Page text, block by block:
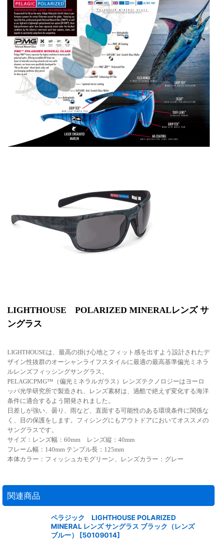
LIGHTHOUSE POLARIZED MINERALレンズ サ
ングラス
LIGHTHOUSEは、最高の掛け心地とフィット感を出すよう設計されたデ
ザイン性抜群のオーシャンライフスタイルに最適の最高基準偏光ミネラ
ルレンズフィッシングサングラス。
PELAGICPMG™（偏光ミネラルガラス）レンズテクノロジーはヨーロ
ッパ光学研究所で製造され、レンズ素材は、過酷で絶えず変化する海洋
条件に適合するよう開発されました。
日差しが強い、曇り、雨など、直面する可能性のある環境条件に関係な
く、目の保護をします。フィシングにもアウトドアにおいてオススメの
サングラスです。
サイズ：レンズ幅：60mm レンズ縦：40mm
フレーム幅：140mm テンプル長：125mm
本体カラー：フィッシュカモグリーン、レンズカラー：グレー
関連商品
ペラジック LIGHTHOUSE POLARIZED
MINERAL レンズ サングラス ブラック（レンズ
ブルー）
[50109014]